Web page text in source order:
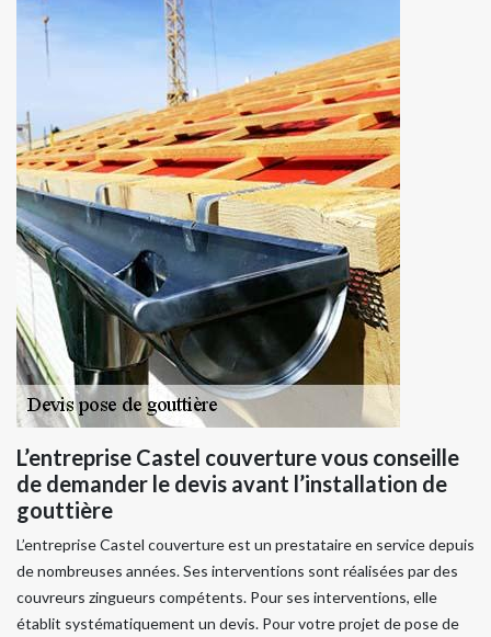
L’entreprise Castel couverture vous conseille
de demander le devis avant l’installation de
gouttière
L’entreprise Castel couverture est un prestataire en service depuis
de nombreuses années. Ses interventions sont réalisées par des
couvreurs zingueurs compétents. Pour ses interventions, elle
établit systématiquement un devis. Pour votre projet de pose de